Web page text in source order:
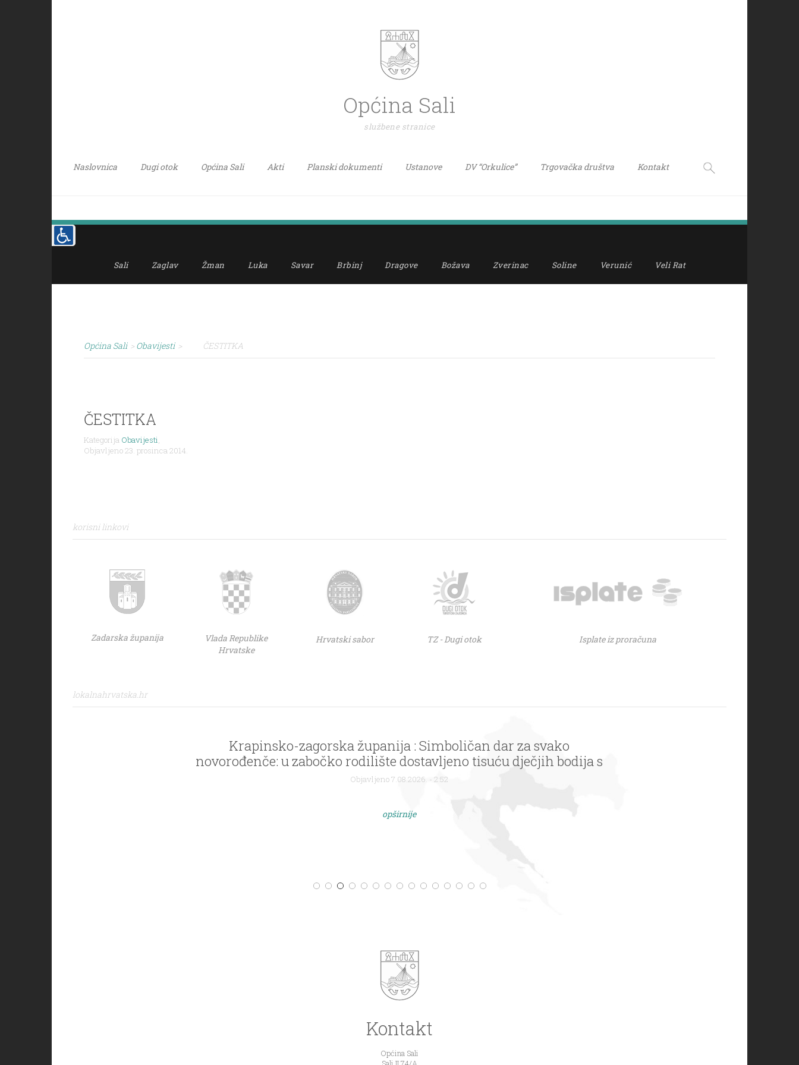
Općina Sali
službene stranice
Naslovnica Dugi otok Općina Sali Akti Planski dokumenti Ustanove DV “Orkulice” Trgovačka društva Kontakt
Sali Zaglav Žman Luka Savar Brbinj Dragove Božava Zverinac Soline Verunić Veli Rat
Općina Sali > Obavijesti > ČESTITKA
ČESTITKA
Kategorija Obavijesti,
Objavljeno 23. prosinca 2014.
korisni linkovi
Zadarska županija
Vlada Republike
Hrvatske
Hrvatski sabor TZ - Dugi otok Isplate iz proračuna
lokalnahrvatska.hr
Krapinsko-zagorska županija : Simboličan dar za svako
novorođenče: u zabočko rodilište dostavljeno tisuću dječjih bodija s
logom Zagorje – bajka na dlanu
Objavljeno 7.08.2026. - 2:52
opširnije
Kontakt
Općina Sali